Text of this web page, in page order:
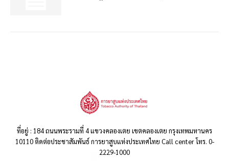
ที่อยู่ : 184 ถนนพระรามที่ 4 แขวงคลองเตย เขตคลองเตย กรุงเทพมหานคร
10110 ติดต่อประชาสัมพันธ์ การยาสูบแห่งประเทศไทย Call center โทร. 0-
2229-1000